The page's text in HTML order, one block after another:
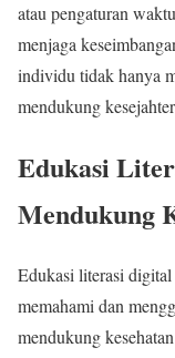
atau pengaturan
menjaga
individu tidak hanya
mendukung
Edukasi
Mendukung
Edukasi literasi
memahami dan
mendukung